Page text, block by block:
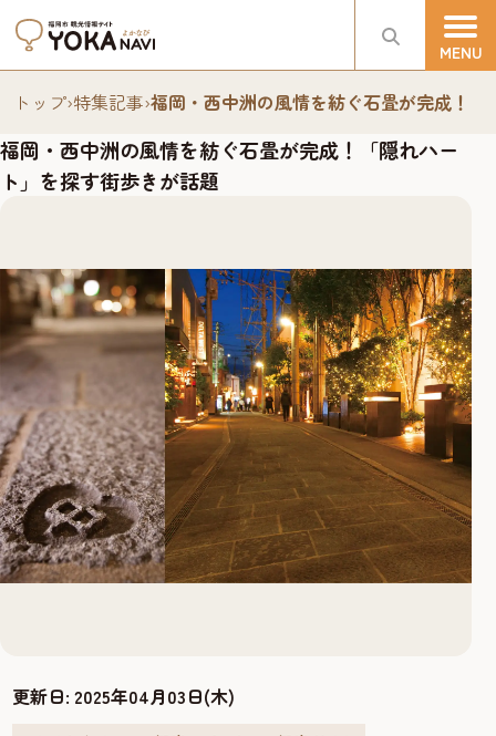
トップ›特集記事›福岡・西中洲の風情を紡ぐ石畳が完成！
福岡・西中洲の風情を紡ぐ石畳が完成！「隠れハー
ト」を探す街歩きが話題
更新日:2025年04月03日(木)